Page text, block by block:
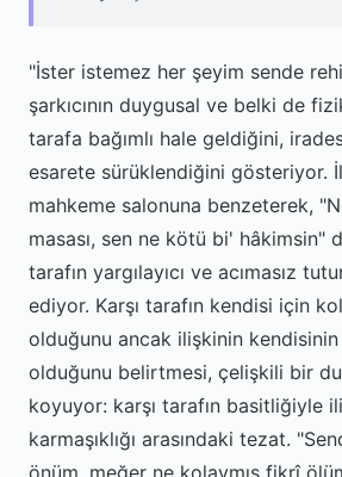
"İster istemez her şeyim sende
şarkıcının duygusal ve belki de
tarafa bağımlı hale geldiğini,
esarete sürüklendiğini gösteriyor.
mahkeme salonuna benzeterek,
masası, sen ne kötü bi' hâkimsin"
tarafın yargılayıcı ve acımasız
ediyor. Karşı tarafın kendisi için
olduğunu ancak ilişkinin
olduğunu belirtmesi, çelişkili bir
koyuyor: karşı tarafın basitliğiyle
karmaşıklığı arasındaki tezat.
önüm, meğer ne kolaymış fikrî